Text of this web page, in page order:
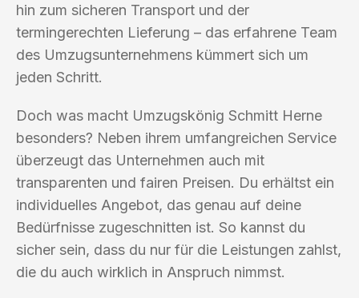
hin zum sicheren Transport und der
termingerechten Lieferung – das erfahrene Team
des Umzugsunternehmens kümmert sich um
jeden Schritt.
Doch was macht Umzugskönig Schmitt Herne
besonders? Neben ihrem umfangreichen Service
überzeugt das Unternehmen auch mit
transparenten und fairen Preisen. Du erhältst ein
individuelles Angebot, das genau auf deine
Bedürfnisse zugeschnitten ist. So kannst du
sicher sein, dass du nur für die Leistungen zahlst,
die du auch wirklich in Anspruch nimmst.